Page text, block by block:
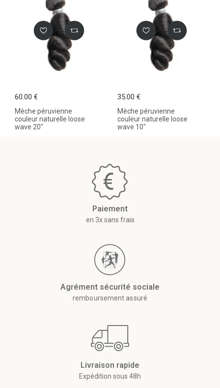
Mèche péruvienne
couleur naturelle loose
wave 20"
60.00 €
Mèche péruvienne
couleur naturelle loose
wave 10"
35.00 €
Paiement
en 3x sans frais
Agrément sécurité sociale
remboursement assuré
Livraison rapide
Expédition sous 48h